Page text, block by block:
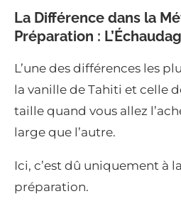
La Différence dans la
Préparation :
L’une des différences les
la vanille de Tahiti et celle
taille quand vous allez
large que l’autre.
Ici, c’est dû uniquement à
préparation.